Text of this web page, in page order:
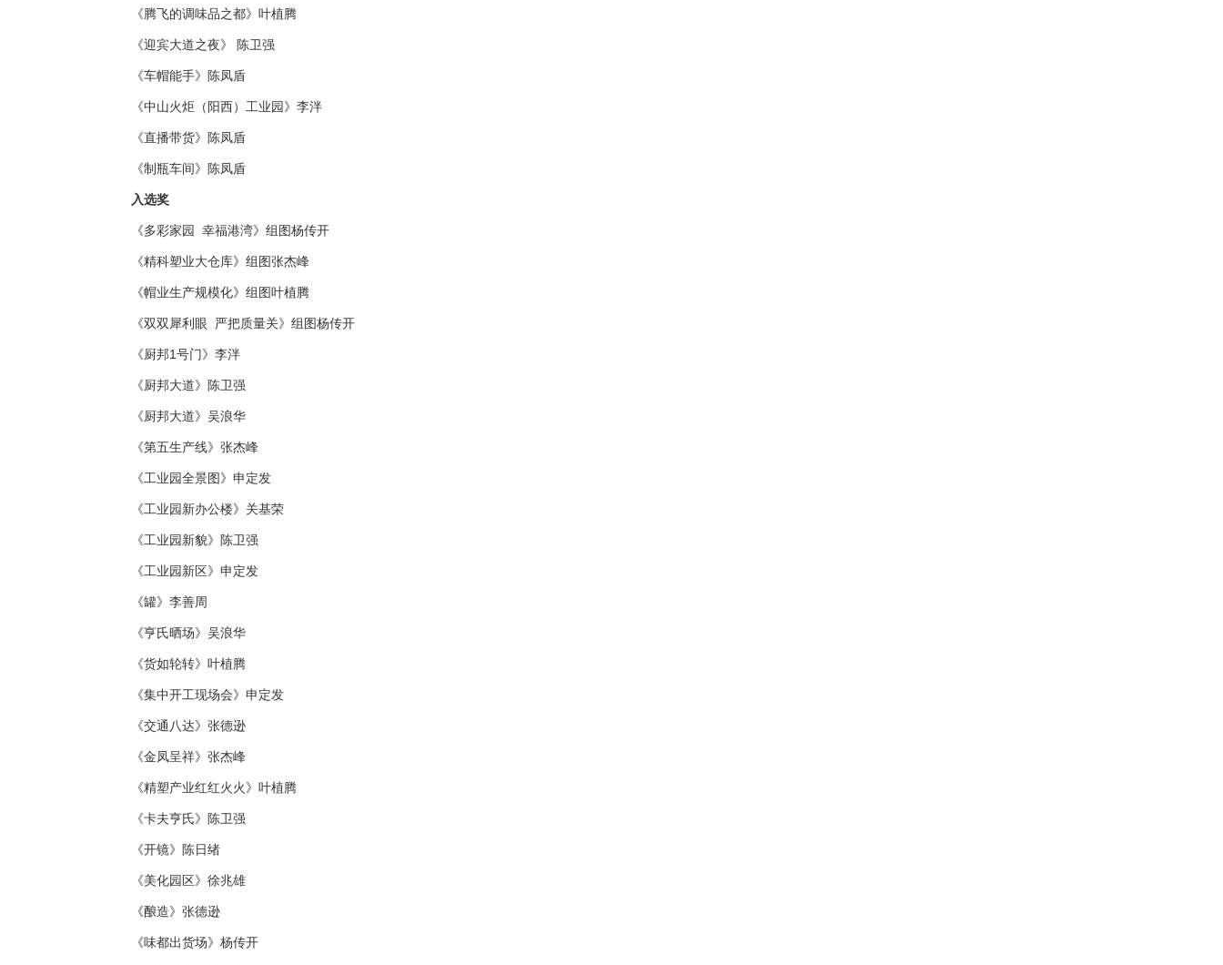
《腾飞的调味品之都》叶植腾
《迎宾大道之夜》 陈卫强
《车帽能手》陈凤盾
《中山火炬（阳西）工业园》李泮
《直播带货》陈凤盾
《制瓶车间》陈凤盾
入选奖
《多彩家园 幸福港湾》组图杨传开
《精科塑业大仓库》组图张杰峰
《帽业生产规模化》组图叶植腾
《双双犀利眼 严把质量关》组图杨传开
《厨邦1号门》李泮
《厨邦大道》陈卫强
《厨邦大道》吴浪华
《第五生产线》张杰峰
《工业园全景图》申定发
《工业园新办公楼》关基荣
《工业园新貌》陈卫强
《工业园新区》申定发
《罐》李善周
《亨氏晒场》吴浪华
《货如轮转》叶植腾
《集中开工现场会》申定发
《交通八达》张德逊
《金凤呈祥》张杰峰
《精塑产业红红火火》叶植腾
《卡夫亨氏》陈卫强
《开镜》陈日绪
《美化园区》徐兆雄
《酿造》张德逊
《味都出货场》杨传开